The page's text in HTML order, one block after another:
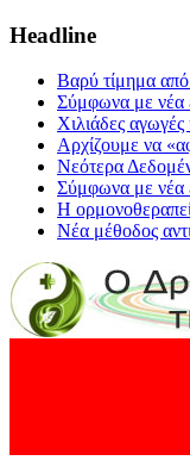
Headline
Βαρύ τίμημα
Σύμφωνα με νέα
Χιλιάδες αγωγές
Αρχίζουμε να
Νεότερα
Σύμφωνα με νέα
Η
Νέα μέθοδος